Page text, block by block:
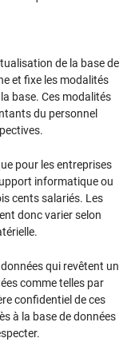
de la base de
et fixe les modalités
base. Ces modalités
du personnel
pour les entreprises
informatique ou
cents salariés. Les
donc varier selon
qui revêtent un
comme telles par
confidentiel de ces
à la base de données